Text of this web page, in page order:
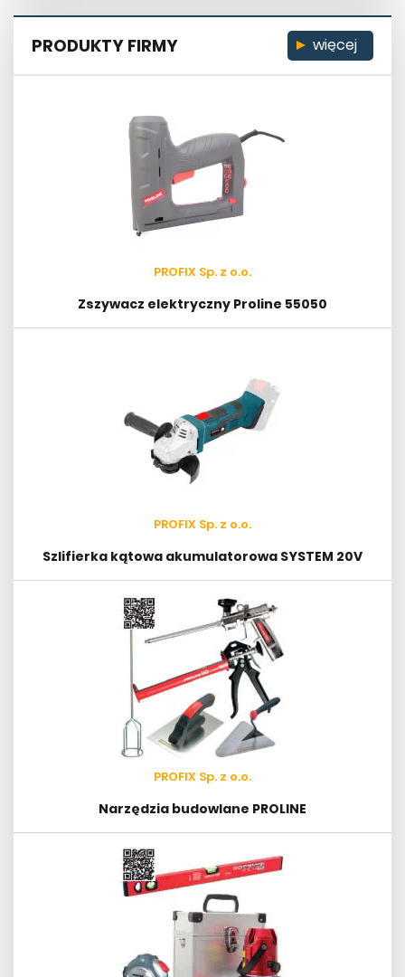
PRODUKTY FIRMY więcej
PROFIX Sp. z o.o.
Zszywacz elektryczny Proline 55050
PROFIX Sp. z o.o.
Szlifierka kątowa akumulatorowa SYSTEM 20V
PROFIX Sp. z o.o.
Narzędzia budowlane PROLINE